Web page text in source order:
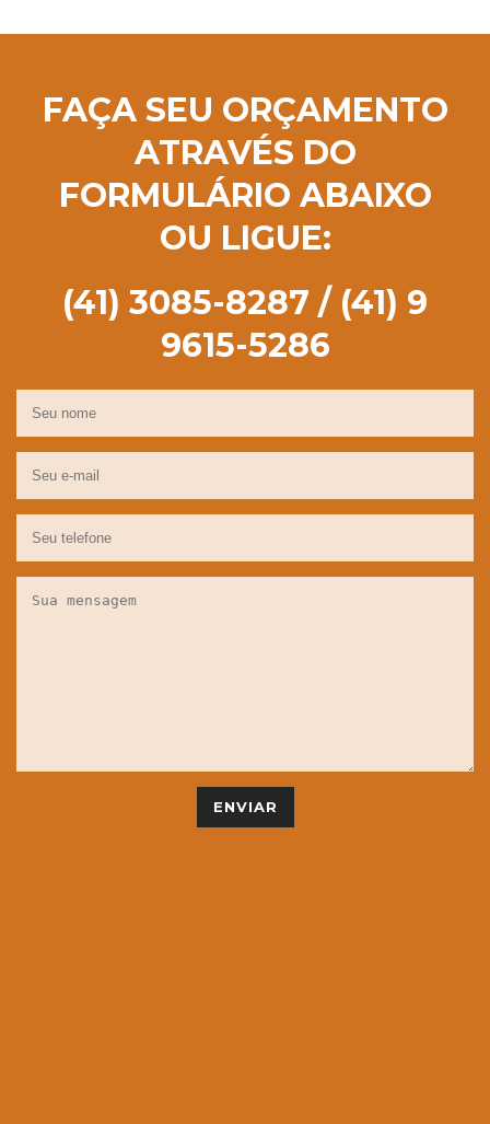
FAÇA SEU ORÇAMENTO
ATRAVÉS DO
FORMULÁRIO ABAIXO
OU LIGUE:
(41) 3085-8287 / (41) 9
9615-5286